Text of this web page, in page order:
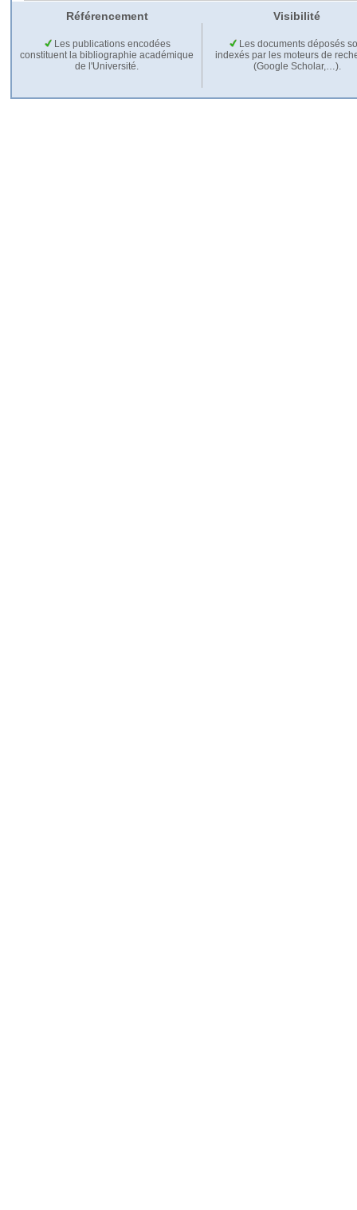
Référencement Visibilité
Les publications encodées
constituent la bibliographie académique
de l'Université.
Les documents déposés
indexés par les moteurs de
(Google Scholar,…).